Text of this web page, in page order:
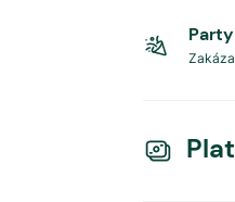
Party